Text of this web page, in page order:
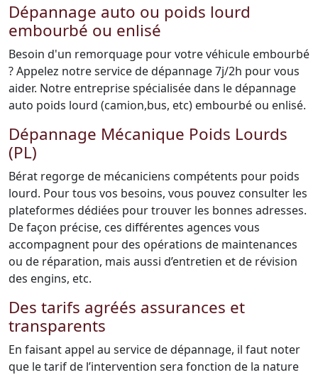
Dépannage auto ou poids lourd
embourbé ou enlisé
Besoin d'un remorquage pour votre véhicule embourbé
? Appelez notre service de dépannage 7j/2h pour vous
aider. Notre entreprise spécialisée dans le dépannage
auto poids lourd (camion,bus, etc) embourbé ou enlisé.
Dépannage Mécanique Poids Lourds
(PL)
Bérat regorge de mécaniciens compétents pour poids
lourd. Pour tous vos besoins, vous pouvez consulter les
plateformes dédiées pour trouver les bonnes adresses.
De façon précise, ces différentes agences vous
accompagnent pour des opérations de maintenances
ou de réparation, mais aussi d’entretien et de révision
des engins, etc.
Des tarifs agréés assurances et
transparents
En faisant appel au service de dépannage, il faut noter
que le tarif de l’intervention sera fonction de la nature